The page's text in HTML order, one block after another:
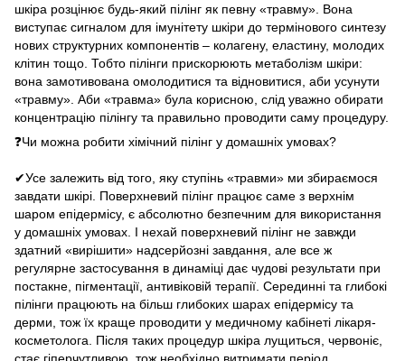
шкіра розцінює будь-який пілінг як певну «травму». Вона
виступає сигналом для імунітету шкіри до термінового синтезу
нових структурних компонентів – колагену, еластину, молодих
клітин тощо. Тобто пілінги прискорюють метаболізм шкіри:
вона замотивована омолодитися та відновитися, аби усунути
«травму». Аби «травма» була корисною, слід уважно обирати
концентрацію пілінгу та правильно проводити саму процедуру.
❓Чи можна робити хімічний пілінг у домашніх умовах?
✔Усе залежить від того, яку ступінь «травми» ми збираємося
завдати шкірі. Поверхневий пілінг працює саме з верхнім
шаром епідермісу, є абсолютно безпечним для використання
у домашніх умовах. І нехай поверхневий пілінг не завжди
здатний «вирішити» надсерйозні завдання, але все ж
регулярне застосування в динаміці дає чудові результати при
постакне, пігментації, антивіковій терапії. Серединні та глибокі
пілінги працюють на більш глибоких шарах епідермісу та
дерми, тож їх краще проводити у медичному кабінеті лікаря-
косметолога. Після таких процедур шкіра лущиться, червоніє,